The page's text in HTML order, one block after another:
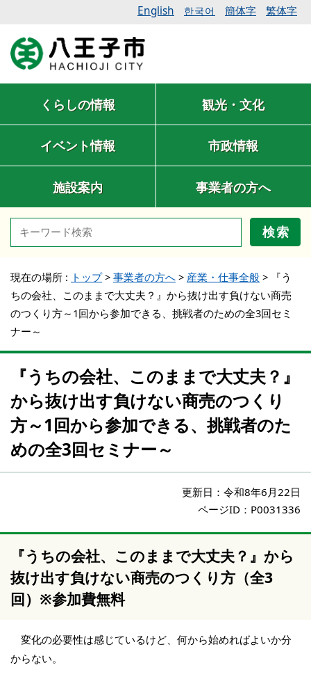
English 한국어 簡体字 繁体字
くらしの情報 観光・文化
イベント情報 市政情報
施設案内 事業者の方へ
検索
現在の場所 : トップ> 事業者の方へ > 産業・仕事全般 >
『う
ちの会社、このままで大丈夫？』から抜け出す負けない商売
のつくり方～1回から参加できる、挑戦者のための全3回セミ
ナー～
『うちの会社、このままで大丈夫？』
から抜け出す負けない商売のつくり
方～1回から参加できる、挑戦者のた
めの全3回セミナー～
更新日： 令和8年6月22日
ページID：P0031336
『うちの会社、このままで大丈夫？』から
抜け出す負けない商売のつくり方（全3
回）※参加費無料
変化の必要性は感じているけど、何から始めればよいか分
からない。